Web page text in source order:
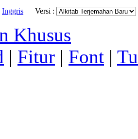
Inggris Versi :
Khusus
| Fitur | Font |